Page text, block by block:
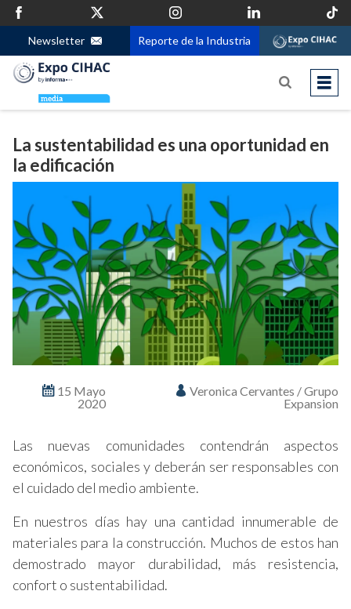
Newsletter Reporte de la Industria
La sustentabilidad es una oportunidad en
la edificación
15 Mayo
2020
Veronica Cervantes / Grupo
Expansion
Las nuevas comunidades contendrán aspectos
económicos, sociales y deberán ser responsables con
el cuidado del medio ambiente.
En nuestros días hay una cantidad innumerable de
materiales para la construcción. Muchos de estos han
demostrado mayor durabilidad, más resistencia,
confort o sustentabilidad.